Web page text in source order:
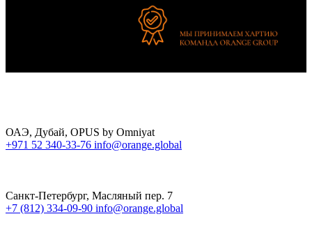
ОАЭ, Дубай, OPUS by Omniyat
+971 52 340-33-76 info@orange.global
Санкт-Петербург, Масляный пер. 7
+7 (812) 334-09-90 info@orange.global